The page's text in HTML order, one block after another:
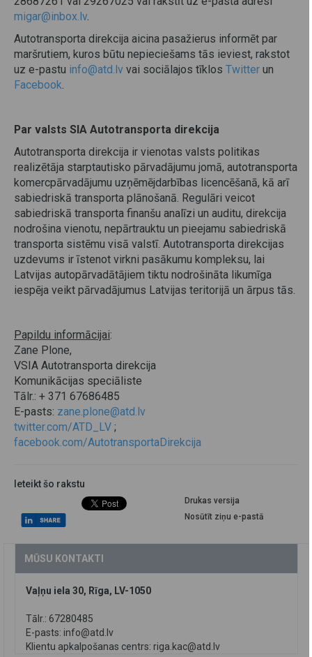
migar@inbox.lv.
Autotransporta direkcija aicina pasažierus informēt par
maršrutiem, kuros būtu nepieciešams tās ieviest, rakstot
uz e-pastu info@atd.lv vai sociālajos tīklos Twitter un
Facebook.
Par valsts SIA Autotransporta direkcija
Autotransporta direkcija ir vienotas valsts politikas
realizētāja starptautisko pārvadājumu jomā, autotransporta
komercpārvadājumu uzņēmējdarbības licencēšanā, kā arī
sabiedriskā transporta plānošanā. Regulāri veicot
sabiedriskā transporta finanšu analīzi un auditu, direkcija
nodrošina vienotu, nepārtrauktu un pieejamu sabiedriskā
transporta sistēmu visā valstī. Autotransporta direkcijas
uzdevums ir īstenot virkni pasākumu kompleksu, lai
Latvijas autopārvadātājiem tiktu nodrošināta likumīga
iespēja veikt pārvadājumus Latvijas teritorijā un ārpus tās.
Papildu informācijai:
Zane Plone,
VSIA Autotransporta direkcija
Komunikācijas speciāliste
Tālr.: + 371 67686485
E-pasts: zane.plone@atd.lv
twitter.com/ATD_LV ;
facebook.com/AutotransportaDirekcija
Ieteikt šo rakstu
Drukas versija
Nosūtīt ziņu e-pastā
MŪSU KONTAKTI
Vaļņu iela 30, Rīga, LV-1050
Tālr.: 67280485
E-pasts: info@atd.lv
Klientu apkalpošanas centrs: riga.kac@atd.lv